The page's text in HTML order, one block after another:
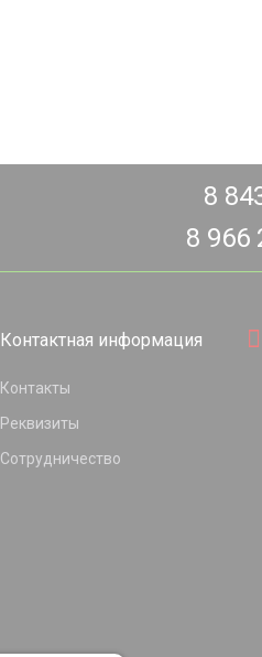
8
8 966
Контактная информация
Контакты
Реквизиты
Сотрудничество